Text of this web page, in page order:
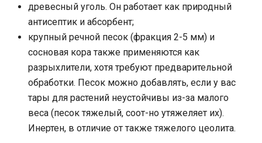
древесный уголь. Он работает как природный
антисептик и абсорбент;
крупный речной песок (фракция 2-5 мм) и
сосновая кора также применяются как
разрыхлители, хотя требуют предварительной
обработки. Песок можно добавлять, если у вас
тары для растений неустойчивы из-за малого
веса (песок тяжелый, соот-но утяжеляет их).
Инертен, в отличие от также тяжелого цеолита.